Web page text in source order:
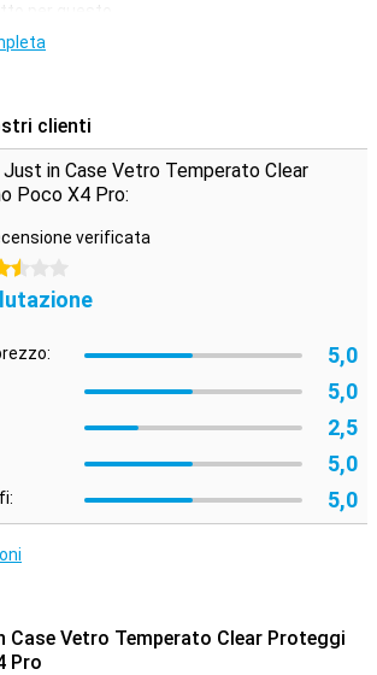
per questo.
clienti
in Case Vetro Temperato Clear
Poco X4 Pro:
verificata
5,0
5,0
2,5
5,0
5,0
Case Vetro Temperato Clear Proteggi
Pro